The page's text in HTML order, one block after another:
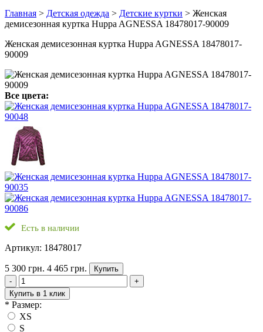
Главная > Детская одежда > Детские куртки > Женская
демисезонная куртка Huppa AGNESSA 18478017-90009
Женская демисезонная куртка Huppa AGNESSA 18478017-
90009
Все цвета:
Есть в наличии
Артикул: 18478017
5 300 грн. 4 465 грн.
Купить
-
+
Купить в 1 клик
* Размер:
XS
S